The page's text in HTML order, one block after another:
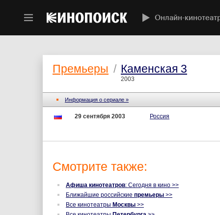
Онлайн-
Премьеры / Каменская 3
2003
Информация о сериале »
29 сентября 2003 Россия
Смотрите также:
Афиша кинотеатров: Сегодня в кино >>
Ближайшие российские премьеры >>
Все кинотеатры Москвы >>